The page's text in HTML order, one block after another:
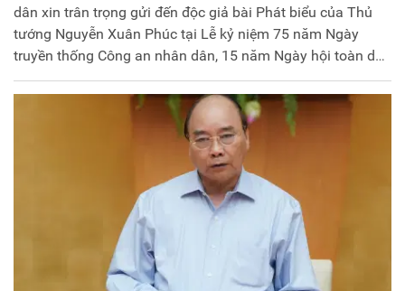
dân xin trân trọng gửi đến độc giả bài Phát biểu của Thủ
tướng Nguyễn Xuân Phúc tại Lễ kỷ niệm 75 năm Ngày
truyền thống Công an nhân dân, 15 năm Ngày hội toàn dân
bảo vệ an ninh Tổ quốc.